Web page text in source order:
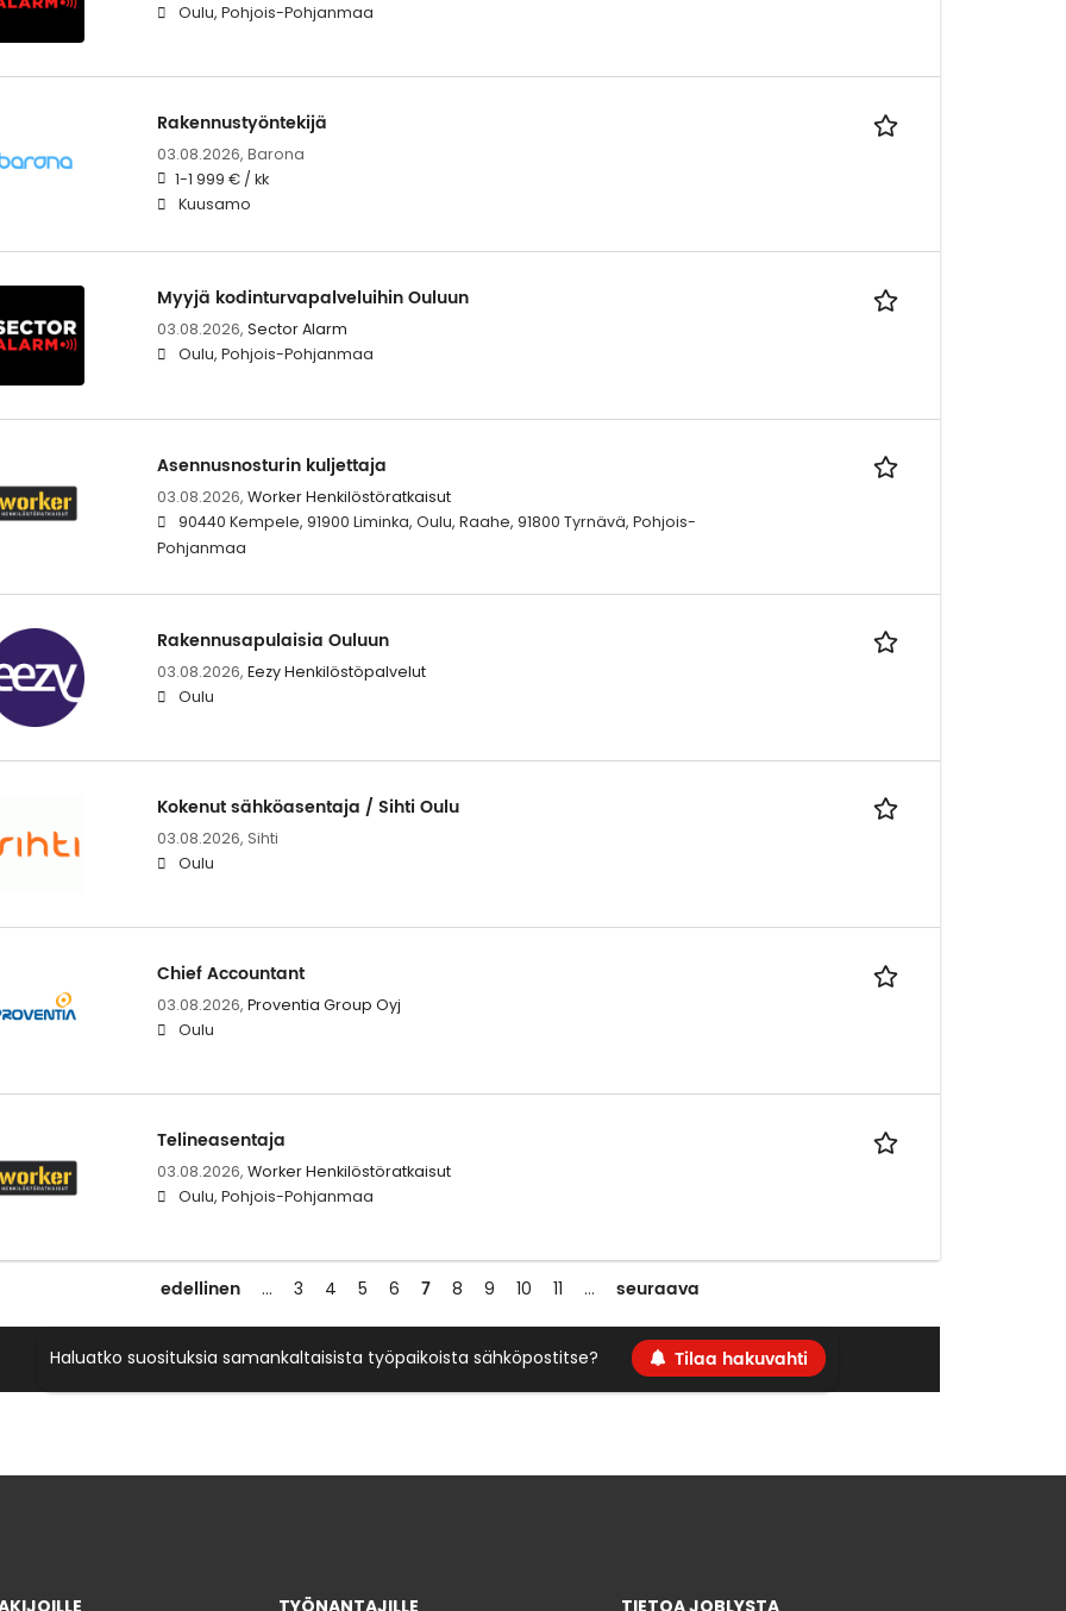
Oulu, Pohjois-Pohjanmaa
Rakennustyöntekijä
03.08.2026, Barona
1-1 999 € / kk
Kuusamo
Myyjä kodinturvapalveluihin Ouluun
03.08.2026, Sector Alarm
Oulu, Pohjois-Pohjanmaa
Asennusnosturin kuljettaja
03.08.2026, Worker Henkilöstöratkaisut
90440 Kempele, 91900 Liminka, Oulu, Raahe, 91800 Tyrnävä, Pohjois-
Pohjanmaa
Rakennusapulaisia Ouluun
03.08.2026, Eezy Henkilöstöpalvelut
Oulu
Kokenut sähköasentaja / Sihti Oulu
03.08.2026, Sihti
Oulu
Chief Accountant
03.08.2026, Proventia Group Oyj
Oulu
Telineasentaja
03.08.2026, Worker Henkilöstöratkaisut
Oulu, Pohjois-Pohjanmaa
edellinen … 3 4 5 6 7 8 9 10 11 … seuraava
Haluatko suosituksia samankaltaisista työpaikoista sähköpostitse? Tilaa hakuvahti
TYÖNANTAJILLE TIETOA JOBLYSTA